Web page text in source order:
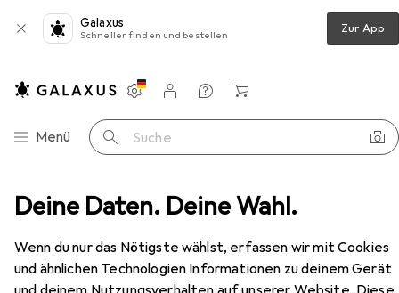
Deine Daten. Deine Wahl.
Wenn du nur das Nötigste wählst, erfassen wir mit Cookies
und ähnlichen Technologien Informationen zu deinem Gerät
Galaxus
Schneller finden und bestellen Zur App
Navigation nach Kategorien
Menü Suche
Einstellungen
Kundenkonto
Vergleichslisten
Merklisten
Warenkorb
Maus Deepcool MG350 16000 DPI black